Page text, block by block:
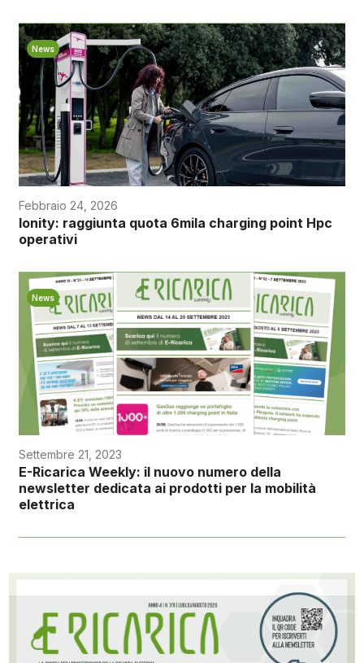
News
Febbraio 24, 2026
Ionity: raggiunta quota 6mila charging point Hpc
operativi
News
Settembre 21, 2023
E-Ricarica Weekly: il nuovo numero della
newsletter dedicata ai prodotti per la mobilità
elettrica